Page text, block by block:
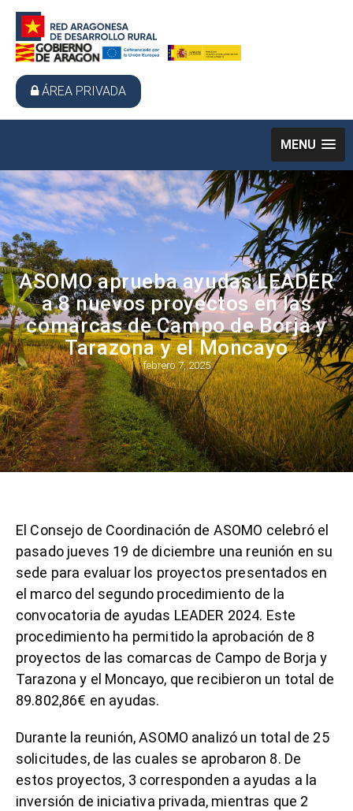
ÁREA PRIVADA
MENU
ASOMO aprueba ayudas LEADER
a 8 nuevos proyectos en las
comarcas de Campo de Borja y
Tarazona y el Moncayo
febrero 7, 2025
El Consejo de Coordinación de ASOMO celebró el
pasado jueves 19 de diciembre una reunión en su
sede para evaluar los proyectos presentados en
el marco del segundo procedimiento de la
convocatoria de ayudas LEADER 2024. Este
procedimiento ha permitido la aprobación de 8
proyectos de las comarcas de Campo de Borja y
Tarazona y el Moncayo, que recibieron un total de
89.802,86€ en ayudas.
Durante la reunión, ASOMO analizó un total de 25
solicitudes, de las cuales se aprobaron 8. De
estos proyectos, 3 corresponden a ayudas a la
inversión de iniciativa privada, mientras que 2